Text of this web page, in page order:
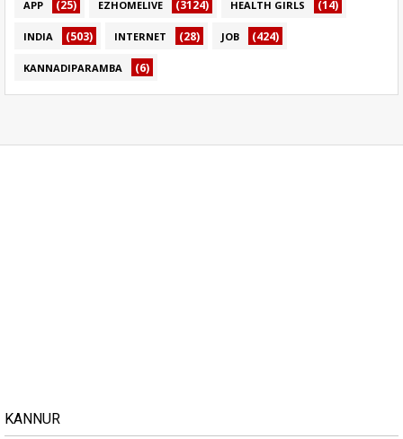
APP (25) EZHOMELIVE (3124) HEALTH GIRLS (14)
INDIA (503) INTERNET (28) JOB (424)
KANNADIPARAMBA (6)
KANNUR